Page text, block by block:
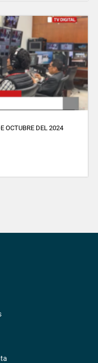
OCTUBRE DEL 2024